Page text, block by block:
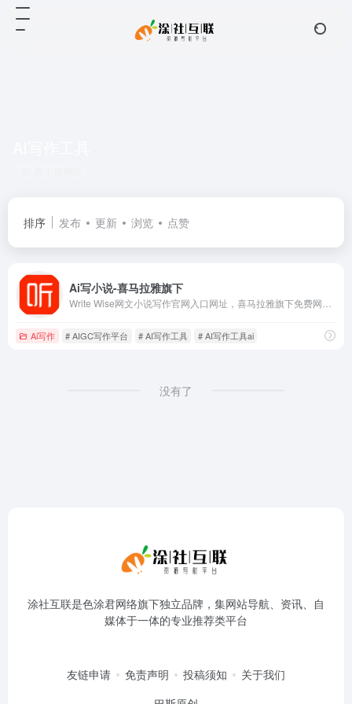
排序 发布 更新 浏览 点赞
Ai写小说-喜马拉雅旗下
Ai写作 # AIGC写作平台 # AI写作工具 # AI写作工具ai
没有了
涂社互联是色涂君网络旗下独立品牌，集网站导航、资讯、自
媒体于一体的专业推荐类平台
友链申请 免责声明 投稿须知
关于我们